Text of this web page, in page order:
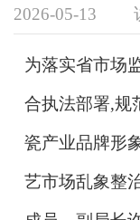
2026-05-13
为落实省市场
合执法部署,规
瓷产业品牌形
艺市场乱象整